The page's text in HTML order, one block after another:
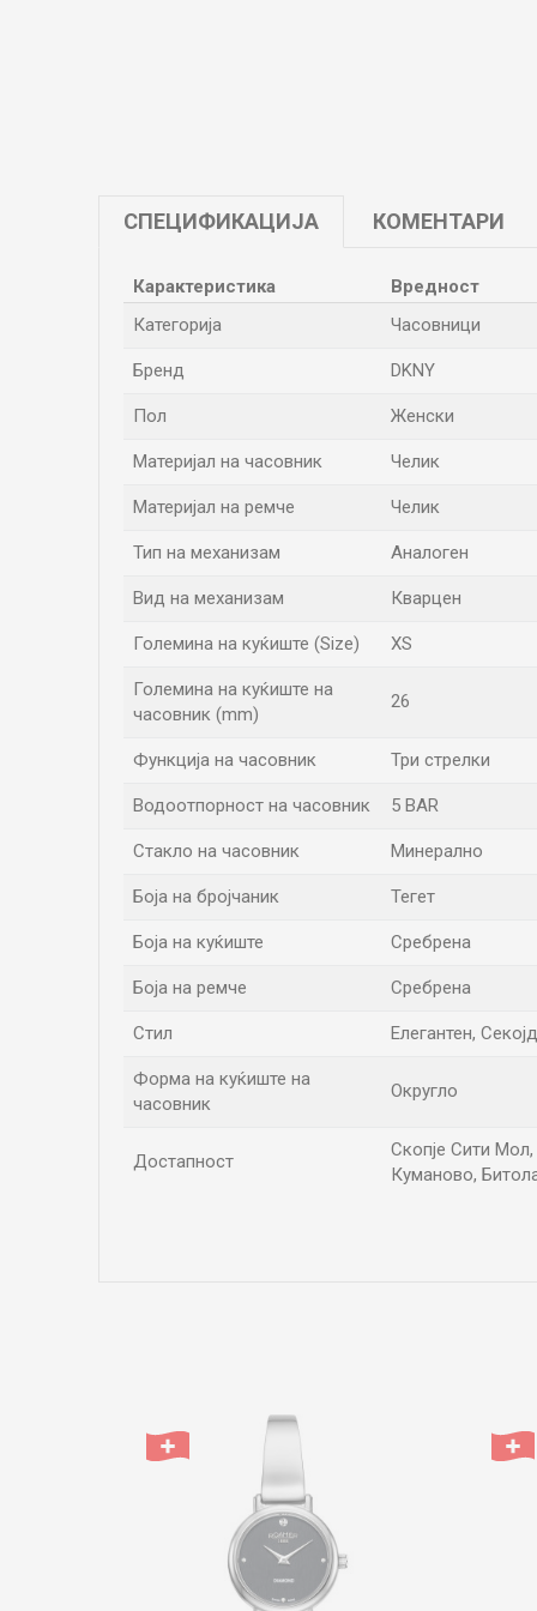
СПЕЦИФИКАЦИЈА КОМЕНТАРИ
Карактеристика
Вредност
Категорија
Часовници
Бренд DKNY
Пол Женски
Материјал на часовник Челик
Материјал на ремче Челик
Тип на механизам Аналоген
Вид на механизам Кварцен
Големина на куќиште (Size) XS
Големина на куќиште на
часовник (mm)
26
Функција на часовник Три стрелки
Водоотпорност на часовник 5 BAR
Стакло на часовник Минерално
Боја на бројчаник Тегет
Боја на куќиште Сребрена
Боја на ремче Сребрена
Стил Елегантен,
Форма на куќиште на
часовник
Округло
Достапност
Скопје Сити
Куманово,